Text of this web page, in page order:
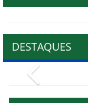
DESTAQUES